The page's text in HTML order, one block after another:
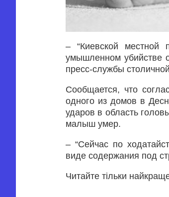
– “Киевской
умышленном убийстве
пресс-службы
Сообщается, что
одного из домов в
ударов в область
малыш умер.
– “Сейчас по
виде содержания под
Читайте тільки